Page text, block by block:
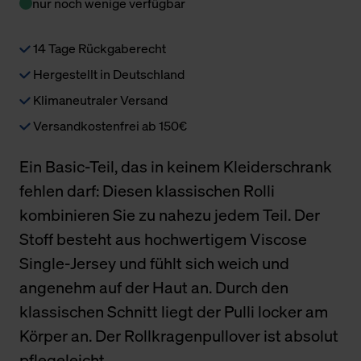
14 Tage Rückgaberecht
Hergestellt in Deutschland
Klimaneutraler Versand
Versandkostenfrei ab 150€
Ein Basic-Teil, das in keinem Kleiderschrank
fehlen darf: Diesen klassischen Rolli
kombinieren Sie zu nahezu jedem Teil. Der
Stoff besteht aus hochwertigem Viscose
Single-Jersey und fühlt sich weich und
angenehm auf der Haut an. Durch den
klassischen Schnitt liegt der Pulli locker am
Körper an. Der Rollkragenpullover ist absolut